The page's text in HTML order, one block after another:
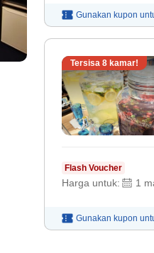
Gunakan kupon
Tersisa 8 kamar!
Flash Voucher
Harga untuk: 1
Gunakan kupon